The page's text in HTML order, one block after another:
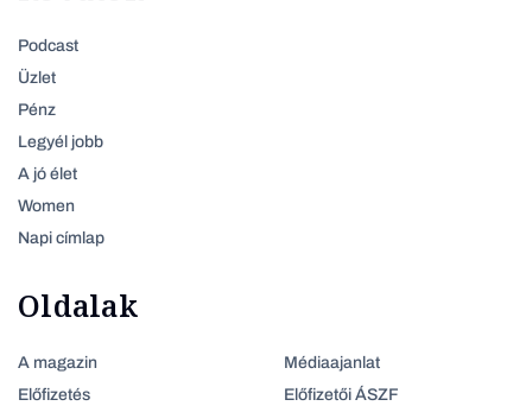
Podcast
Üzlet
Pénz
Legyél jobb
A jó élet
Women
Napi címlap
Oldalak
A magazin
Előfizetés
Médiaajanlat
Előfizetői ÁSZF